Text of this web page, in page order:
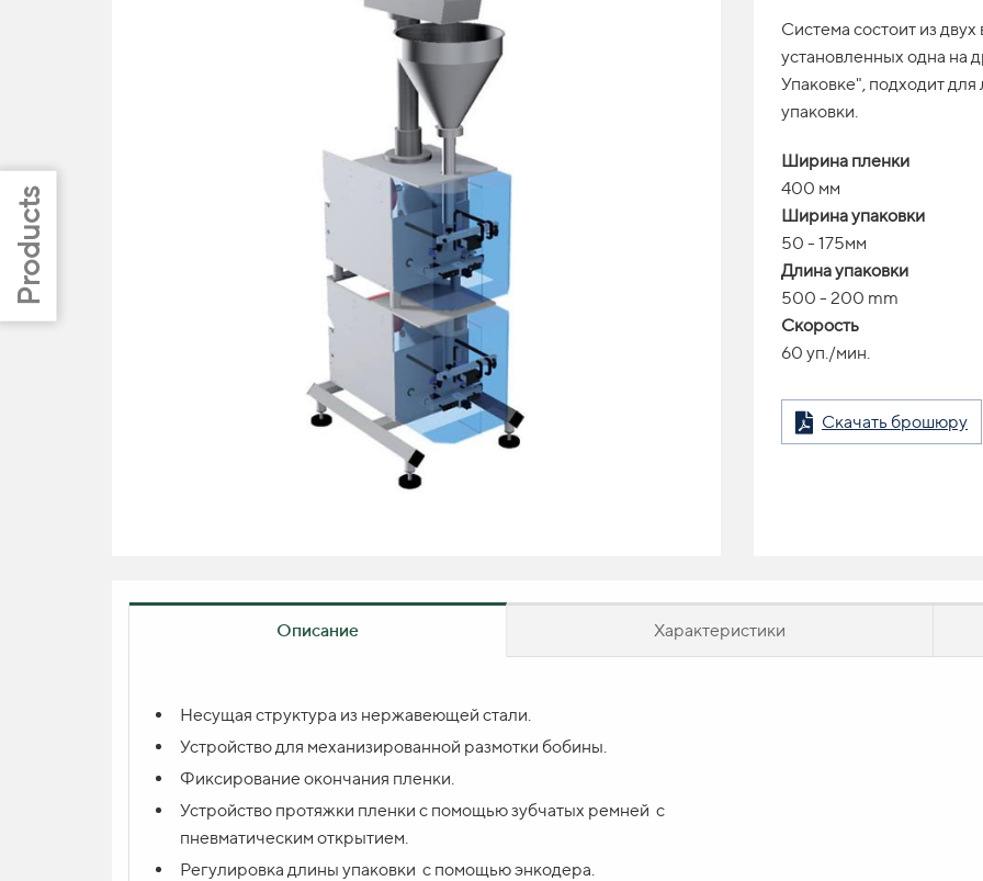
Система состоит из
установленных одна на
Упаковке", подходит
упаковки.
Ширина пленки
400 мм
Ширина упаковки
50 - 175мм
Длина упаковки
500 - 200 mm
Скорость
60 уп./мин.
Скачать брошюру
Описание Характеристики
Несущая структура из нержавеющей стали.
Устройство для механизированной размотки бобины.
Фиксирование окончания пленки.
Устройство протяжки пленки с помощью зубчатых ремней с
пневматическим открытием.
Регулировка длины упаковки с помощью энкодера.
Вопрос по продукту
КОНТАКТ *